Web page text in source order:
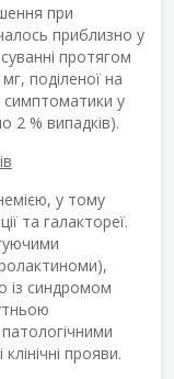
при
приблизно у
протягом
поділеної на
у
2 % випадків).
у тому
та галактореї.
із синдромом
прояви.